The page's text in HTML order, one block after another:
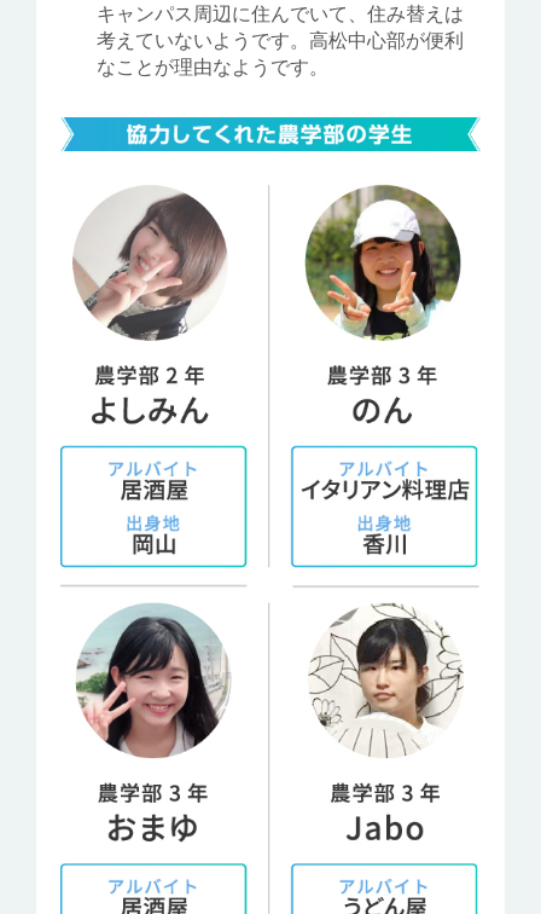
キャンパス周辺に住んでいて、住み替えは
考えていないようです。高松中心部が便利
なことが理由なようです。